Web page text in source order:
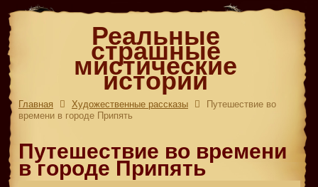
Реальные
страшные
мистические
истории
Главная Художественные рассказы
Путешествие во
времени в городе Припять
Путешествие во времени
в городе Припять